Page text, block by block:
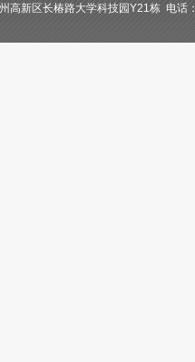
高新区长椿路大学科技园Y21栋 电